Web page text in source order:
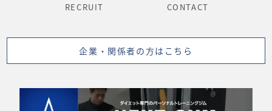
RECRUIT CONTACT
企業・関係者の方はこちら